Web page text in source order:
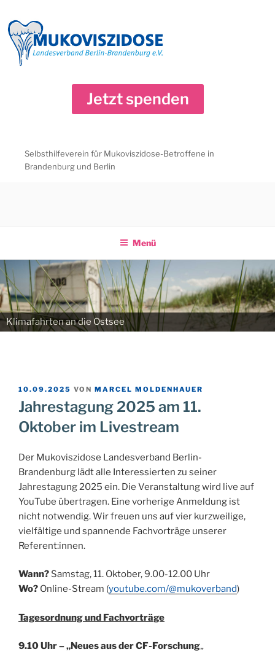
Inhalt
springen
Jetzt spenden
Selbsthilfeverein für Mukoviszidose-Betroffene in
Brandenburg und Berlin
Menü
Klimafahrten an die Ostsee
VERÖFFENTLICHT
AM
10.09.2025 VON MARCEL MOLDENHAUER
Jahrestagung 2025 am 11.
Oktober im Livestream
Der Mukoviszidose Landesverband Berlin-
Brandenburg lädt alle Interessierten zu seiner
Jahrestagung 2025 ein. Die Veranstaltung wird live auf
YouTube übertragen. Eine vorherige Anmeldung ist
nicht notwendig. Wir freuen uns auf vier kurzweilige,
vielfältige und spannende Fachvorträge unserer
Referent:innen.
Wann? Samstag, 11. Oktober, 9.00-12.00 Uhr
Wo? Online-Stream (youtube.com/@mukoverband)
Tagesordnung und Fachvorträge
9.10 Uhr – „Neues aus der CF-Forschung„